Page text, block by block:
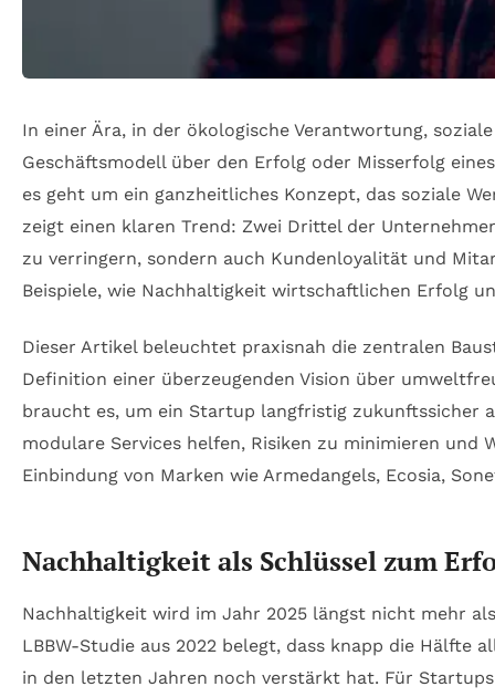
In einer Ära, in der ökologische Verantwortung,
Geschäftsmodell über den Erfolg oder Misserfolg
es geht um ein ganzheitliches Konzept, das soziale
zeigt einen klaren Trend: Zwei Drittel der
zu verringern, sondern auch Kundenloyalität und
Beispiele, wie Nachhaltigkeit wirtschaftlichen Erfolg
Dieser Artikel beleuchtet praxisnah die zentralen
Definition einer überzeugenden Vision über
braucht es, um ein Startup langfristig zukunftssicher
modulare Services helfen, Risiken zu minimieren und
Einbindung von Marken wie Armedangels, Ecosia,
Nachhaltigkeit als Schlüssel zum
Nachhaltigkeit wird im Jahr 2025 längst nicht mehr
LBBW-Studie aus 2022 belegt, dass knapp die Hälfte
in den letzten Jahren noch verstärkt hat. Für